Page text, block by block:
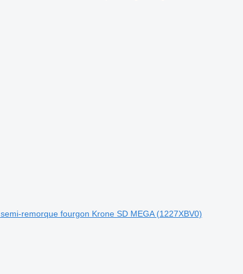
semi-remorque fourgon Krone SD MEGA (1227XBV0)